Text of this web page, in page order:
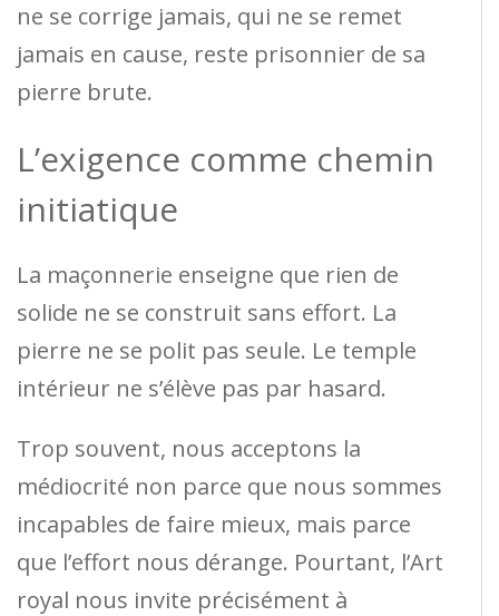
ne se corrige jamais, qui ne se remet
jamais en cause, reste prisonnier de sa
pierre brute.
L’exigence comme chemin
initiatique
La maçonnerie enseigne que rien de
solide ne se construit sans effort. La
pierre ne se polit pas seule. Le temple
intérieur ne s’élève pas par hasard.
Trop souvent, nous acceptons la
médiocrité non parce que nous sommes
incapables de faire mieux, mais parce
que l’effort nous dérange. Pourtant, l’Art
royal nous invite précisément à